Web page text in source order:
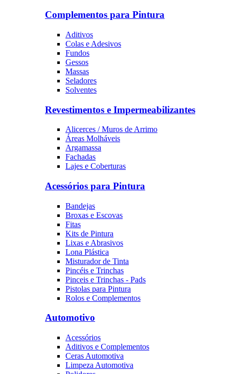
Complementos para Pintura
Aditivos
Colas e Adesivos
Fundos
Gessos
Massas
Seladores
Solventes
Revestimentos e Impermeabilizantes
Alicerces / Muros de Arrimo
Áreas Molháveis
Argamassa
Fachadas
Lajes e Coberturas
Acessórios para Pintura
Bandejas
Broxas e Escovas
Fitas
Kits de Pintura
Lixas e Abrasivos
Lona Plástica
Misturador de Tinta
Pincéis e Trinchas
Pinceis e Trinchas - Pads
Pistolas para Pintura
Rolos e Complementos
Automotivo
Acessórios
Aditivos e Complementos
Ceras Automotiva
Limpeza Automotiva